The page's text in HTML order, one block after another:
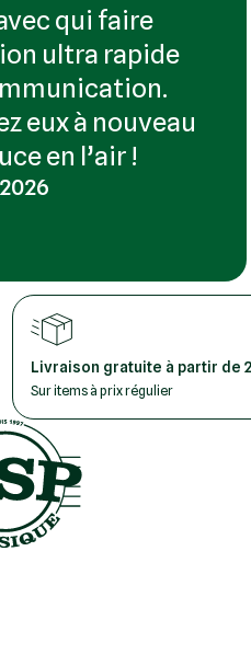
qui faire
ultra rapide
eux à nouveau
en l’air !
Livraison gratuite à partir de
Sur items à prix régulier